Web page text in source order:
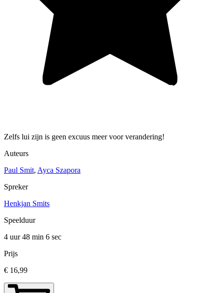
Zelfs lui zijn is geen excuus meer voor verandering!
Auteurs
Paul Smit, Ayca Szapora
Spreker
Henkjan Smits
Speelduur
4 uur 48 min 6 sec
Prijs
€ 16,99